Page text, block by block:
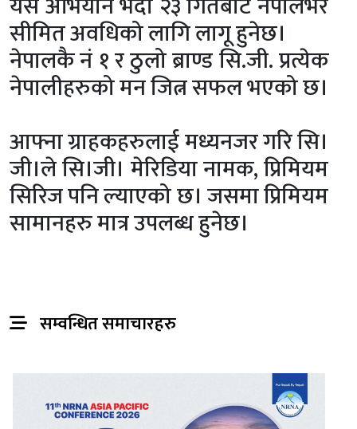
सीमित अवधिको लागि लागू हुनेछ।
नेपालकै नं १ र ठुलो ब्राण्ड सि.जी. प्रत्येक
नेपालीहरुको मन जित्न सफल भएको छ।
आफ्ना ग्राहकहरुलाई मध्यनजर गरि सि।
जी।ले सि।जी। मेरिडिया नामक, प्रिमियम
सिरिज पनि ल्याएको छ। जसमा प्रिमियम
सामानहरु मात्र उपलब्ध हुनेछ।
सम्वन्धित समाचारहरु